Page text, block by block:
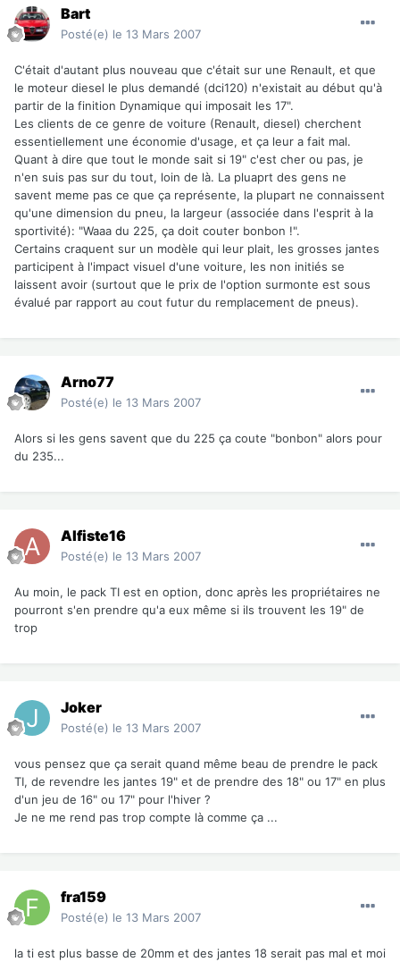
Bart
Posté(e) le 13 Mars 2007
C'était d'autant plus nouveau que c'était sur une Renault, et que
le moteur diesel le plus demandé (dci120) n'existait au début qu'à
partir de la finition Dynamique qui imposait les 17".
Les clients de ce genre de voiture (Renault, diesel) cherchent
essentiellement une économie d'usage, et ça leur a fait mal.
Quant à dire que tout le monde sait si 19" c'est cher ou pas, je
n'en suis pas sur du tout, loin de là. La pluaprt des gens ne
savent meme pas ce que ça représente, la plupart ne connaissent
qu'une dimension du pneu, la largeur (associée dans l'esprit à la
sportivité): "Waaa du 225, ça doit couter bonbon !".
Certains craquent sur un modèle qui leur plait, les grosses jantes
participent à l'impact visuel d'une voiture, les non initiés se
laissent avoir (surtout que le prix de l'option surmonte est sous
évalué par rapport au cout futur du remplacement de pneus).
Arno77
Posté(e) le 13 Mars 2007
Alors si les gens savent que du 225 ça coute "bonbon" alors pour
du 235...
Alfiste16
Posté(e) le 13 Mars 2007
Au moin, le pack TI est en option, donc après les propriétaires ne
pourront s'en prendre qu'a eux même si ils trouvent les 19" de
trop
Joker
Posté(e) le 13 Mars 2007
vous pensez que ça serait quand même beau de prendre le pack
TI, de revendre les jantes 19" et de prendre des 18" ou 17" en plus
d'un jeu de 16" ou 17" pour l'hiver ?
Je ne me rend pas trop compte là comme ça ...
fra159
Posté(e) le 13 Mars 2007
la ti est plus basse de 20mm et des jantes 18 serait pas mal et moi